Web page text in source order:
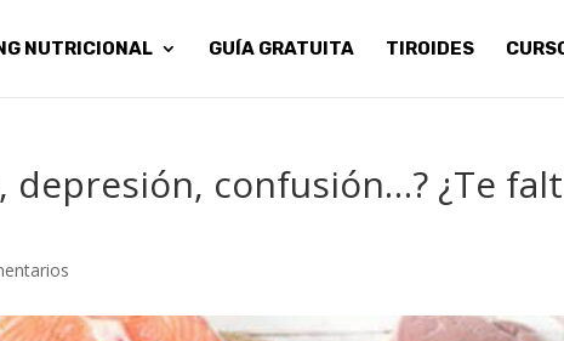
NUTRICIONAL GUÍA GRATUITA TIROIDES
depresión, confusión…? ¿Te